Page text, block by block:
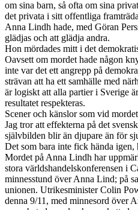
om sina barn, så ofta om sina
det privata i sitt offentliga
Anna Lindh hade, med Göran
glädjas och att glädja andra.
Hon mördades mitt i det
Oavsett om mordet hade någon
inte var det ett angrepp på
strävan att ha ett samhälle med
är logiskt att alla partier i Sverige
resultatet respekteras.
Scener och känslor som vid
Jag tror att effekterna på det
självbilden blir än djupare än för
Det som bara inte fick hända igen,
Mordet på Anna Lindh har
stora världshandelskonferensen i
minnesstund över Anna Lind; på
unionen. Utrikesminister Colin
denna 9/11, med minnesord över